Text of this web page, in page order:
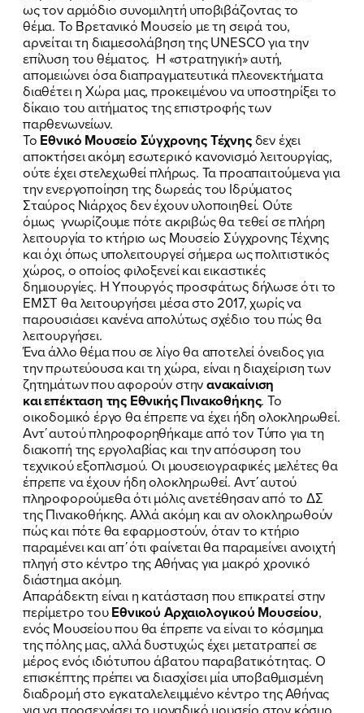
ΠΟΙΑ ΕΙΜΑΙ
ΕΡΓΟ
ΕΚΔΗΛΩΣΕΙΣ
ΝΕΑ
ΕΛΑ ΚΙ ΕΣΥ
FB IN TW YT LN VB TIKTOK
ως τον αρμόδιο συνομιλητή υποβιβάζοντας το
θέμα. Το Βρετανικό Μουσείο με τη σειρά του,
αρνείται τη διαμεσολάβηση της UNESCO για την
επίλυση του θέματος. Η «στρατηγική» αυτή,
απομειώνει όσα διαπραγματευτικά πλεονεκτήματα
διαθέτει η Χώρα μας, προκειμένου να υποστηρίξει το
δίκαιο του αιτήματος της επιστροφής των
παρθενωνείων.
Το Εθνικό Μουσείο Σύγχρονης Τέχνηςδεν έχει
αποκτήσει ακόμη εσωτερικό κανονισμό λειτουργίας,
ούτε έχει στελεχωθεί πλήρως. Τα προαπαιτούμενα για
την ενεργοποίηση της δωρεάς του Ιδρύματος
Σταύρος Νιάρχος δεν έχουν υλοποιηθεί. Ούτε
όμως γνωρίζουμε πότε ακριβώς θα τεθεί σε πλήρη
λειτουργία το κτήριο ως Μουσείο Σύγχρονης Τέχνης
και όχι όπως υπολειτουργεί σήμερα ως πολιτιστικός
χώρος, ο οποίος φιλοξενεί και εικαστικές
δημιουργίες. Η Υπουργός προσφάτως δήλωσε ότι το
ΕΜΣΤ θα λειτουργήσει μέσα στο 2017, χωρίς να
παρουσιάσει κανένα απολύτως σχέδιο του πώς θα
λειτουργήσει.
Ένα άλλο θέμα που σε λίγο θα αποτελεί όνειδος για
την πρωτεύουσα και τη χώρα, είναι η διαχείριση των
ζητημάτων που αφορούν στηνανακαίνιση
και επέκταση της Εθνικής Πινακοθήκης. Το
οικοδομικό έργο θα έπρεπε να έχει ήδη ολοκληρωθεί.
Αντ΄αυτού πληροφορηθήκαμε από τον Τύπο για τη
διακοπή της εργολαβίας και την απόσυρση του
τεχνικού εξοπλισμού. Οι μουσειογραφικές μελέτες θα
έπρεπε να έχουν ήδη ολοκληρωθεί. Αντ΄αυτού
πληροφορούμεθα ότι μόλις ανετέθησαν από το ΔΣ
της Πινακοθήκης. Αλλά ακόμη και αν ολοκληρωθούν
πώς και πότε θα εφαρμοστούν, όταν το κτήριο
παραμένει και απ΄ότι φαίνεται θα παραμείνει ανοιχτή
πληγή στο κέντρο της Αθήνας για μακρό χρονικό
διάστημα ακόμη.
Απαράδεκτη είναι η κατάσταση που επικρατεί στην
περίμετρο τουΕθνικού Αρχαιολογικού Μουσείου,
ενός Μουσείου που θα έπρεπε να είναι το κόσμημα
της πόλης μας, αλλά δυστυχώς έχει μετατραπεί σε
μέρος ενός ιδιότυπου άβατου παραβατικότητας. Ο
επισκέπτης πρέπει να διασχίσει μία υποβαθμισμένη
διαδρομή στο εγκαταλελειμμένο κέντρο της Αθήνας
για να προσεγγίσει το μοναδικό μουσείο στον κόσμο,